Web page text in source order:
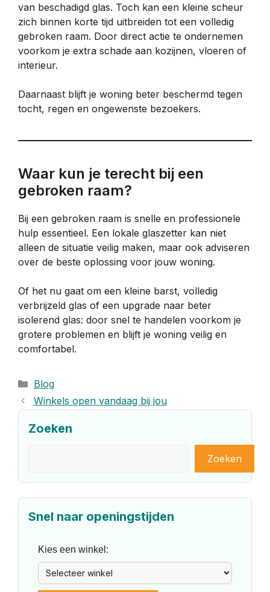
van beschadigd glas. Toch kan een kleine scheur
zich binnen korte tijd uitbreiden tot een volledig
gebroken raam. Door direct actie te ondernemen
voorkom je extra schade aan kozijnen, vloeren of
interieur.
Daarnaast blijft je woning beter beschermd tegen
tocht, regen en ongewenste bezoekers.
Waar kun je terecht bij een
gebroken raam?
Bij een gebroken raam is snelle en professionele
hulp essentieel. Een lokale glaszetter kan niet
alleen de situatie veilig maken, maar ook adviseren
over de beste oplossing voor jouw woning.
Of het nu gaat om een kleine barst, volledig
verbrijzeld glas of een upgrade naar beter
isolerend glas: door snel te handelen voorkom je
grotere problemen en blijft je woning veilig en
comfortabel.
Categorieën
Blog
Winkels open vandaag bij jou
Zoeken
Zoeken
Snel naar openingstijden
Kies een winkel: